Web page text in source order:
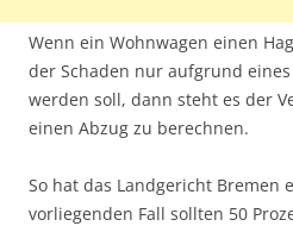
Wenn ein Wohnwagen einen
der Schaden nur aufgrund
werden soll, dann steht es der
einen Abzug zu berechnen.
So hat das Landgericht Bremen
vorliegenden Fall sollten 50